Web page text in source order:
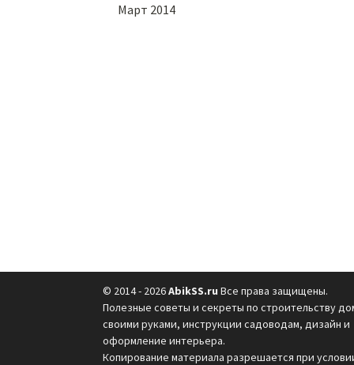
Март 2014
© 2014 - 2026AbikSS.ru Все права защищены.
Полезные советы и секреты по строительству
своими руками, инструкции садоводам, дизайн и
оформление интерьера.
Копирование материала разрешается при